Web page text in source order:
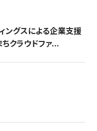
ングスによる企業支援
ちクラウドファ...